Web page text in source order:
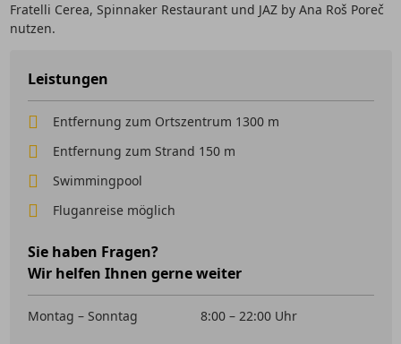
Fratelli Cerea, Spinnaker Restaurant und JAZ by Ana Roš Poreč
nutzen.
Leistungen
Entfernung zum Ortszentrum 1300 m
Entfernung zum Strand 150 m
Swimmingpool
Fluganreise möglich
Sie haben Fragen?
Wir helfen Ihnen gerne weiter
Montag – Sonntag 8:00 – 22:00 Uhr